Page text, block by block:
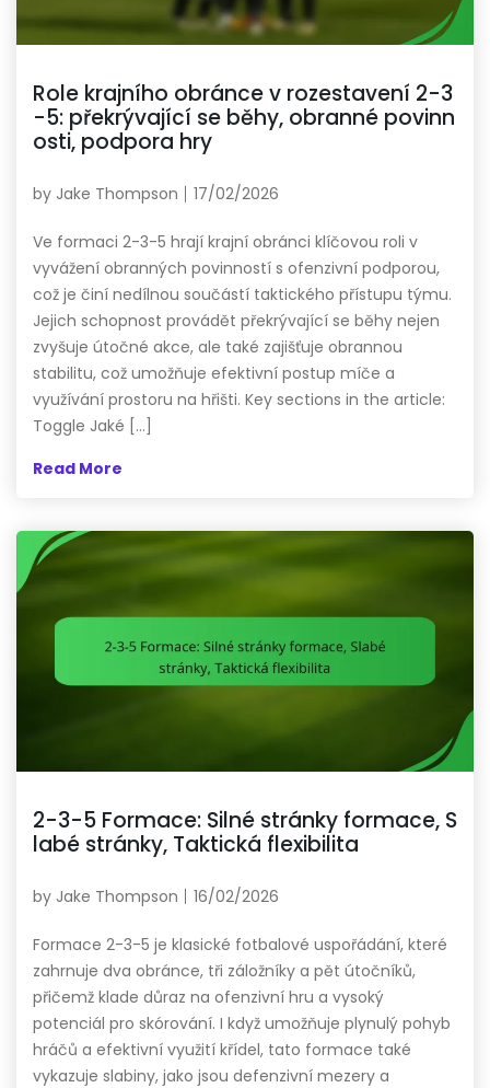
Role krajního obránce v rozestavení 2-3
-5: překrývající se běhy, obranné povinn
osti, podpora hry
by Jake Thompson 17/02/2026
Ve formaci 2-3-5 hrají krajní obránci klíčovou roli v
vyvážení obranných povinností s ofenzivní podporou,
což je činí nedílnou součástí taktického přístupu týmu.
Jejich schopnost provádět překrývající se běhy nejen
zvyšuje útočné akce, ale také zajišťuje obrannou
stabilitu, což umožňuje efektivní postup míče a
využívání prostoru na hřišti. Key sections in the article:
Toggle Jaké […]
Read More
2-3-5 Formace: Silné stránky formace, S
labé stránky, Taktická flexibilita
by Jake Thompson 16/02/2026
Formace 2-3-5 je klasické fotbalové uspořádání, které
zahrnuje dva obránce, tři záložníky a pět útočníků,
přičemž klade důraz na ofenzivní hru a vysoký
potenciál pro skórování. I když umožňuje plynulý pohyb
hráčů a efektivní využití křídel, tato formace také
vykazuje slabiny, jako jsou defenzivní mezery a